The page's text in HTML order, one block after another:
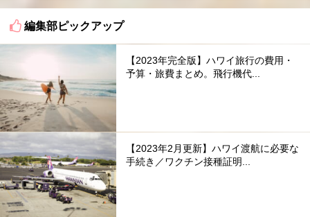
編集部ピックアップ
【2023年完全版】ハワイ旅行の費用・
予算・旅費まとめ。飛行機代...
【2023年2月更新】ハワイ渡航に必要な
手続き／ワクチン接種証明...